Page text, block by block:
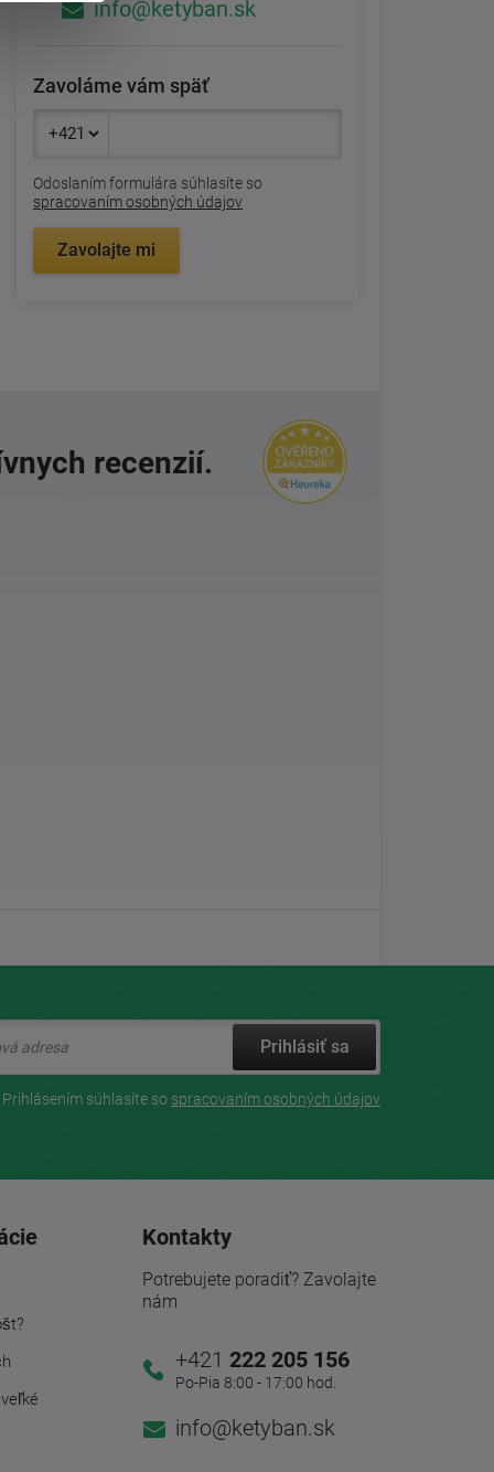
info@ketyban.sk
Zavoláme vám späť
Odoslaním formulára súhlasíte so
spracovaním osobných údajov
Zavolajte mi
recenzií.
Prihlásiť sa
Prihlásením súhlasíte so spracovaním osobných údajov
Kontakty
Potrebujete poradiť? Zavolajte
nám
+421 222 205 156
Po-Pia 8:00 - 17:00 hod.
info@ketyban.sk